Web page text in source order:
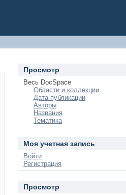
Просмотр
Весь DocSpace
Области и коллекции
Дата публикации
Авторы
Названия
Тематика
Моя учетная запись
Войти
Регистрация
Просмотр